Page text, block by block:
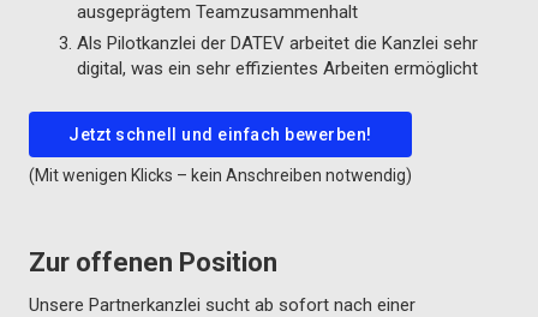
ausgeprägtem Teamzusammenhalt
Als Pilotkanzlei der DATEV arbeitet die Kanzlei sehr
digital, was ein sehr effizientes Arbeiten ermöglicht
Jetzt schnell und einfach bewerben!
(Mit wenigen Klicks – kein Anschreiben notwendig)
Zur offenen Position
Unsere Partnerkanzlei sucht ab sofort nach einer